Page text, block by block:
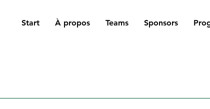
Start À propos Teams Sponsors